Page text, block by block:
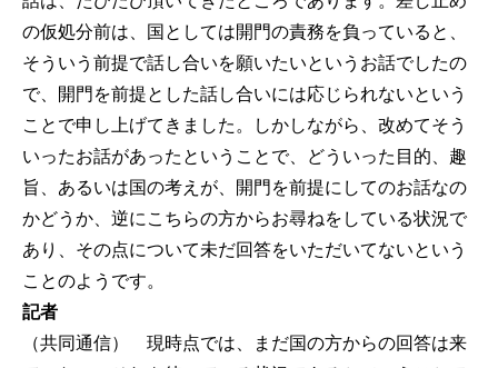
の仮処分前は、国としては開門の責務を負っていると、
そういう前提で話し合いを願いたいというお話でしたの
で、開門を前提とした話し合いには応じられないという
ことで申し上げてきました。しかしながら、改めてそう
いったお話があったということで、どういった目的、趣
旨、あるいは国の考えが、開門を前提にしてのお話なの
かどうか、逆にこちらの方からお尋ねをしている状況で
あり、その点について未だ回答をいただいてないという
ことのようです。
記者
（共同通信） 現時点では、まだ国の方からの回答は来